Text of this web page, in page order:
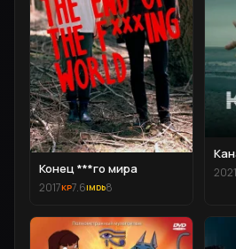
Конец ***го мира
2017 7.6 8
2021